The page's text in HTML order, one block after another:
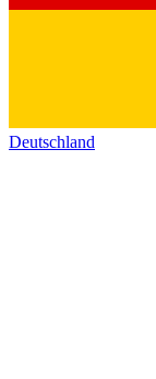
Deutschland